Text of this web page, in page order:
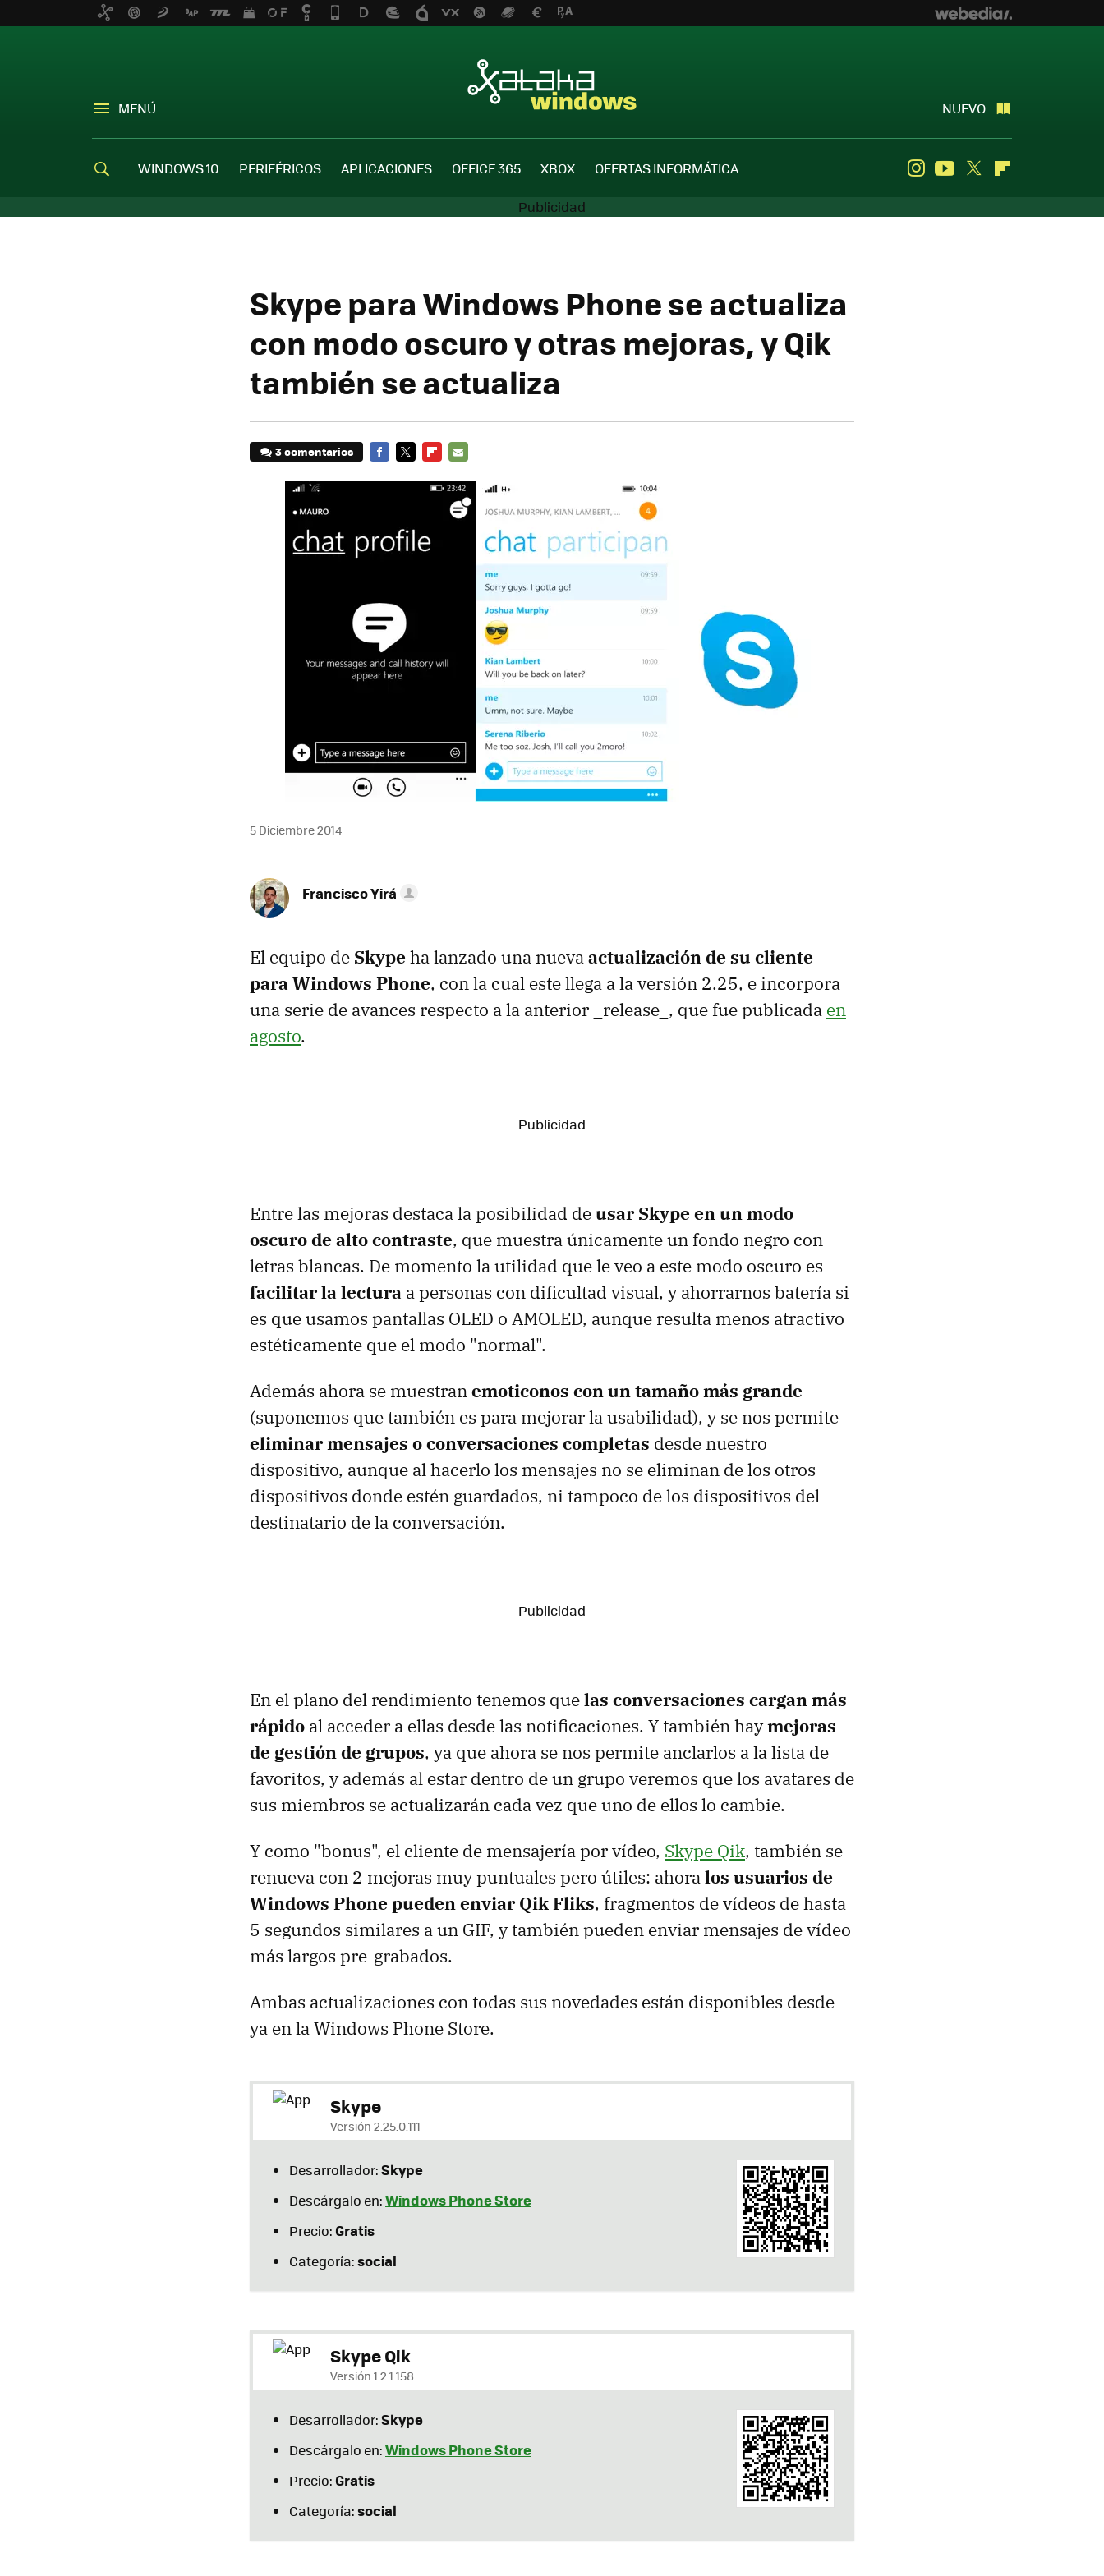
MENÚ NUEVO
WINDOWS 10 PERIFÉRICOS APLICACIONES OFFICE 365 XBOX OFERTAS INFORMÁTICA InstagramYoutube
Twitter
Skype para Windows Phone se actualiza
con modo oscuro y otras mejoras, y Qik
también se actualiza
3 comentarios
MAIL
5 Diciembre 2014
Francisco Yirá
El equipo de Skype ha lanzado una nuevaactualización de su cliente
para Windows Phone, con la cual este llega a la versión 2.25, e incorpora
una serie de avances respecto a la anterior _release_, que fue publicada en
agosto.
Entre las mejoras destaca la posibilidad deusar Skype en un modo
oscuro de alto contraste, que muestra únicamente un fondo negro con
letras blancas. De momento la utilidad que le veo a este modo oscuro es
facilitar la lectura a personas con dificultad visual, y ahorrarnos batería si
es que usamos pantallas OLED o AMOLED, aunque resulta menos atractivo
estéticamente que el modo "normal".
Además ahora se muestranemoticonos con un tamaño más grande
(suponemos que también es para mejorar la usabilidad), y se nos permite
eliminar mensajes o conversaciones completas desde nuestro
dispositivo, aunque al hacerlo los mensajes no se eliminan de los otros
dispositivos donde estén guardados, ni tampoco de los dispositivos del
destinatario de la conversación.
En el plano del rendimiento tenemos quelas conversaciones cargan más
rápido al acceder a ellas desde las notificaciones. Y también haymejoras
de gestión de grupos, ya que ahora se nos permite anclarlos a la lista de
favoritos, y además al estar dentro de un grupo veremos que los avatares de
sus miembros se actualizarán cada vez que uno de ellos lo cambie.
Y como "bonus", el cliente de mensajería por vídeo, Skype Qik, también se
renueva con 2 mejoras muy puntuales pero útiles: ahoralos usuarios de
Windows Phone pueden enviar Qik Fliks, fragmentos de vídeos de hasta
5 segundos similares a un GIF, y también pueden enviar mensajes de vídeo
más largos pre-grabados.
Ambas actualizaciones con todas sus novedades están disponibles desde
ya en la Windows Phone Store.
Skype
Versión 2.25.0.111
Desarrollador:Skype
Descárgalo en:Windows Phone Store
Precio:Gratis
Categoría:social
Skype Qik
Versión 1.2.1.158
Desarrollador:Skype
Descárgalo en:Windows Phone Store
Precio:Gratis
Categoría:social